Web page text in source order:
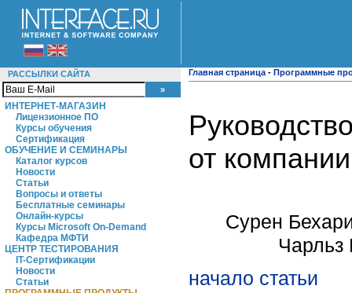
РАССЫЛКИ САЙТА
ИНТЕРНЕТ-МАГАЗИН
Лицензионное ПО
Курсы обучения
Сертификация
ОБУЧЕНИЕ И СЕМИНАРЫ
Каталог курсов
Новости
Статьи
Вопросы и ответы
Бесплатные семинары
Онлайн-курсы
Курсы Microsoft On-Demand
Кафедра МФТИ
ЦЕНТР ТЕСТИРОВАНИЯ
IT-Сертификации
Новости
Статьи
Главная страница - Программные
от
Сурен
Чарльз
начало статьи